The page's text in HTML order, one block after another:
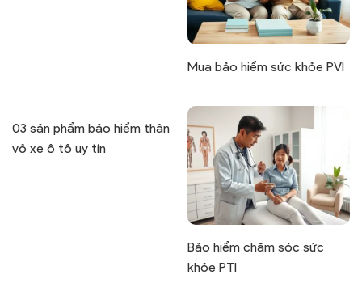
Mua bảo hiểm sức khỏe PVI
03 sản phẩm bảo hiểm thân
vỏ xe ô tô uy tín
Bảo hiểm chăm sóc sức
khỏe PTI